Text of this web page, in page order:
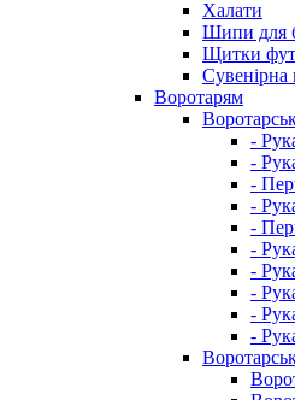
Халати
Шипи для
Щитки
Сувенірна
Воротарям
-
-
-
-
-
-
-
-
-
-